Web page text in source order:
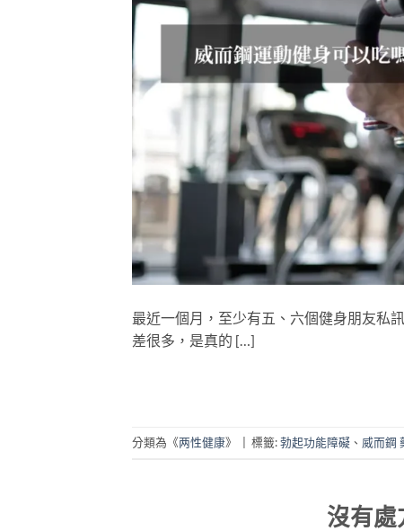
最近一個月，至少有五、六個健身朋友私
差很多，是真的 […]
分類為《两性健康》 標籤:勃起功能障礙 、 威而鋼
沒有處